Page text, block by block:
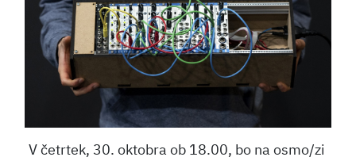
V četrtek, 30. oktobra ob 18.00, bo na osmo/zi